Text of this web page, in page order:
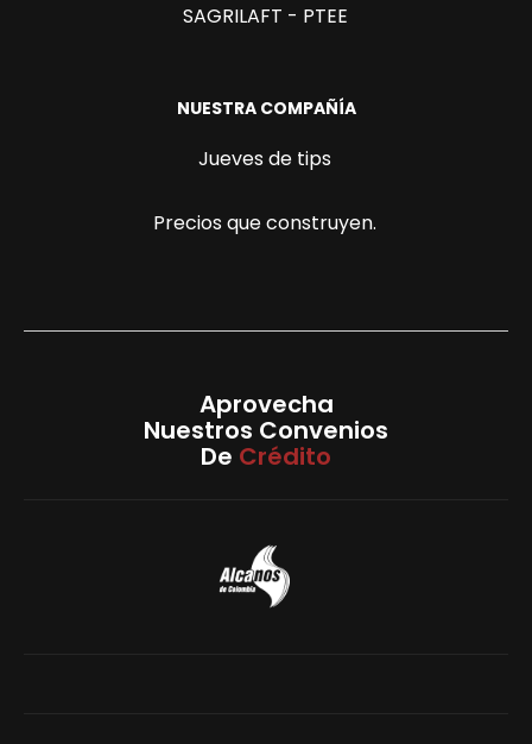
SAGRILAFT - PTEE
NUESTRA COMPAÑÍA
Jueves de tips
Precios que construyen.
Aprovecha
Nuestros Convenios
De Crédito